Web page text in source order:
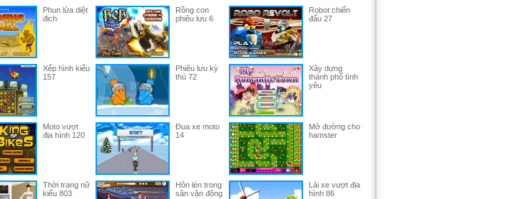
Phun lửa diệt
địch
Rồng con
phiêu lưu 6
Robot chiến
đấu 27
Xếp hình kiểu
157
Phiêu lưu kỳ
thú 72
Xây dựng
thành phố tình
yêu
Moto vượt
địa hình 120
Đua xe moto
14
Mở đường cho
hamster
Thời trang nữ
kiểu 803
Hôn lén trong
sân vận động
Lái xe vượt địa
hình 86